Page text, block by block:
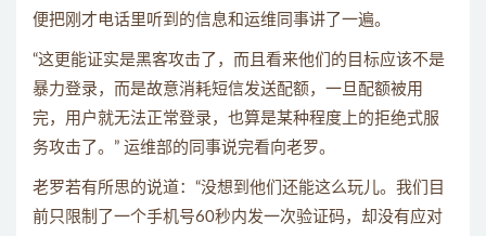
便把刚才电话里听到的信息和运维同事讲了一遍。
“这更能证实是黑客攻击了，而且看来他们的目标应该不是
暴力登录，而是故意消耗短信发送配额，一旦配额被用
完，用户就无法正常登录，也算是某种程度上的拒绝式服
务攻击了。” 运维部的同事说完看向老罗。
老罗若有所思的说道：“没想到他们还能这么玩儿。我们目
前只限制了一个手机号60秒内发一次验证码，却没有应对